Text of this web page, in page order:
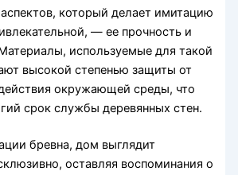
который делает имитацию
— ее прочность и
используемые для такой
высокой степенью защиты от
окружающей среды, что
срок службы деревянных стен.
бревна, дом выглядит
оставляя воспоминания о